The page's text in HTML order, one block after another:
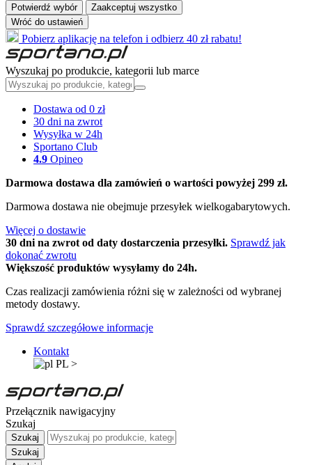
Potwierdź wybór
Zaakceptuj wszystko
Wróć do ustawień
Pobierz aplikację na telefon i odbierz 40 zł rabatu!
Wyszukaj po produkcie, kategorii lub marce
Dostawa od 0 zł
30 dni na zwrot
Wysyłka w 24h
Sportano Club
4.9 Opineo
Darmowa dostawa dla zamówień o wartości powyżej 299 zł.
Darmowa dostawa nie obejmuje przesyłek wielkogabarytowych.
Więcej o dostawie
30 dni na zwrot od daty dostarczenia przesyłki. Sprawdź jak
dokonać zwrotu
Większość produktów wysyłamy do 24h.
Czas realizacji zamówienia różni się w zależności od wybranej
metody dostawy.
Sprawdź szczegółowe informacje
Kontakt
PL >
Przełącznik nawigacyjny
Szukaj
Szukaj
Szukaj